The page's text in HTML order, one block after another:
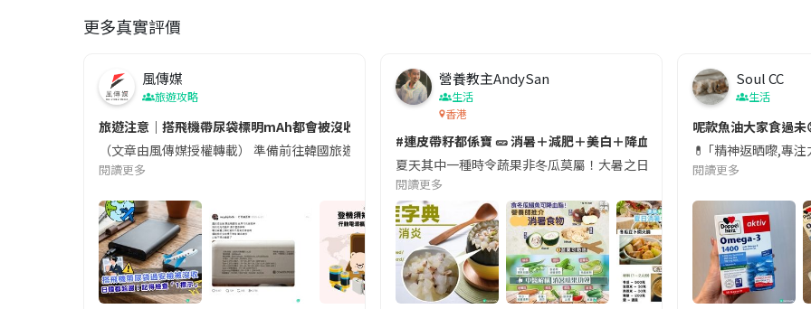
更多真實評價
風傳媒
旅遊攻略
旅遊注意｜搭飛機帶尿袋標明mAh都會被沒收😱出發前切記檢查「1標示」🚨
（文章由風傳媒授權轉載） 準備前往韓國旅遊的民眾，近期要特別留意隨身行李中的行動電源。一名旅客日前在機場安檢
閱讀更多
營養教主AndySan
生活
香港
#連皮帶籽都係寶 🥒 消暑＋減肥＋美白＋降血脂
夏天其中一種時令蔬果非冬瓜莫屬！大暑之日，點都要飲碗冬瓜湯消暑
閱讀更多
Soul CC
生活
呢款魚油大家食過未
💊 ｢精神返晒嚟,專
閱讀更多